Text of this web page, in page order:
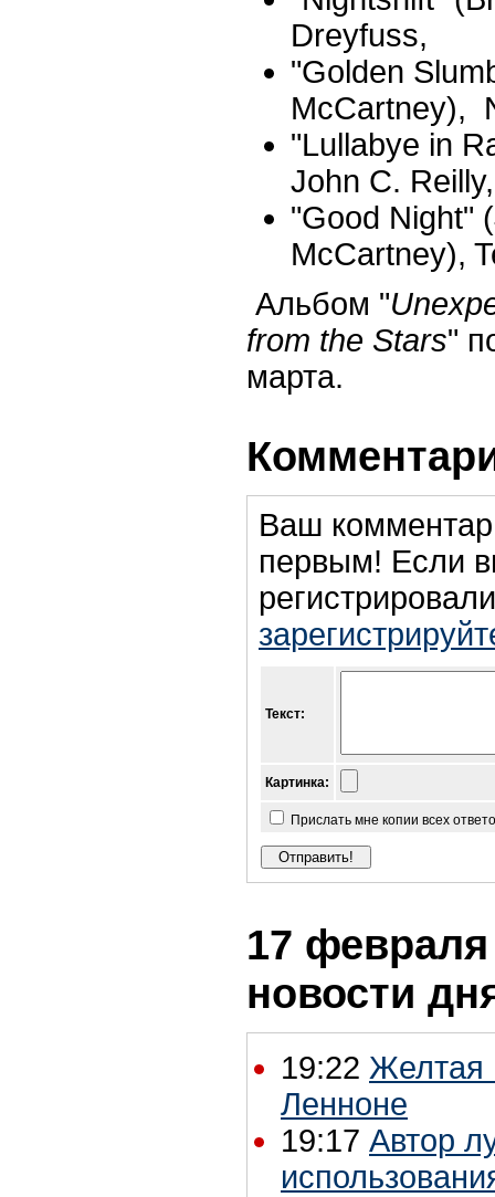
Dreyfuss,
"Golden
McCartney),
"Lullabye in
John C. Reilly,
"Good Night"
McCartney),
Альбом "
from the Stars"
марта.
Ваш
первым! Если
Текст:
Картинка:
Прислать мне копии всех
17 февраля
новости
19:22 Желтая
Ленноне
19:17 Автор